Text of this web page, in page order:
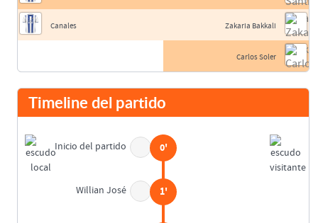
Canales Zakaria Bakkali
Carlos Soler
Timeline del partido
Inicio del partido 0'
Willian José 1'